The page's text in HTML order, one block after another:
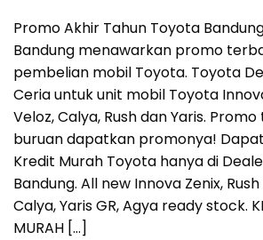
Promo Akhir Tahun Toyota
Bandung menawarkan promo
pembelian mobil Toyota. Toyota
Ceria untuk unit mobil Toyota
Veloz, Calya, Rush dan Yaris.
buruan dapatkan promonya!
Kredit Murah Toyota hanya di
Bandung. All new Innova Zenix,
Calya, Yaris GR, Agya ready stock.
MURAH […]